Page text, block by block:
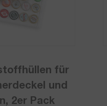
für
2er Pack